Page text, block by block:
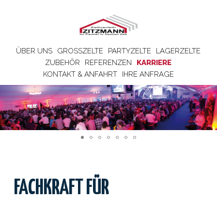
ÜBER UNS GROSSZELTE PARTYZELTE
LAGERZELTE
ZUBEHÖR
REFERENZEN
KARRIERE
KONTAKT & ANFAHRT
IHRE ANFRAGE
FACHKRAFT FÜR